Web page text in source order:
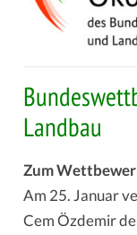
Landbau
Zum
Am 25. Januar
Cem Özdemir